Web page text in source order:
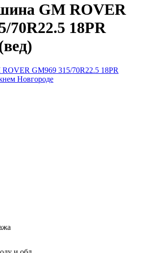
GM ROVER
70R22.5 18PR